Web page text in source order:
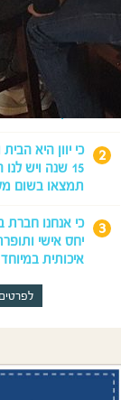
מדוע
כי נדאג לכל
המושלמת
רכב, לינה
כי יוון היא
15 שנה ויש
תמצאו בשום
כי אנחנו חברת
יחס אישי
איכותית